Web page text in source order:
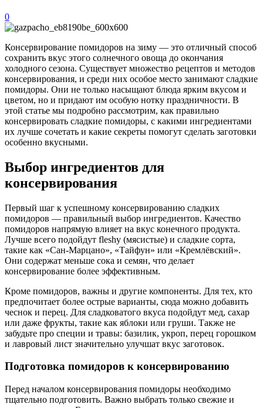
0
Консервирование помидоров на зиму — это отличный способ
сохранить вкус этого солнечного овоща до окончания
холодного сезона. Существует множество рецептов и методов
консервирования, и среди них особое место занимают сладкие
помидоры. Они не только насыщают блюда ярким вкусом и
цветом, но и придают им особую нотку праздничности. В
этой статье мы подробно рассмотрим, как правильно
консервировать сладкие помидоры, с какими ингредиентами
их лучше сочетать и какие секреты помогут сделать заготовки
особенно вкусными.
Выбор ингредиентов для
консервирования
Первый шаг к успешному консервированию сладких
помидоров — правильный выбор ингредиентов. Качество
помидоров напрямую влияет на вкус конечного продукта.
Лучше всего подойдут fleshy (мясистые) и сладкие сорта,
такие как «Сан-Марцано», «Тайфун» или «Кремлёвский».
Они содержат меньше сока и семян, что делает
консервирование более эффективным.
Кроме помидоров, важны и другие компоненты. Для тех, кто
предпочитает более острые варианты, сюда можно добавить
чеснок и перец. Для сладковатого вкуса подойдут мед, сахар
или даже фрукты, такие как яблоки или груши. Также не
забудьте про специи и травы: базилик, укроп, перец горошком
и лавровый лист значительно улучшат вкус заготовок.
Подготовка помидоров к консервированию
Перед началом консервирования помидоры необходимо
тщательно подготовить. Важно выбрать только свежие и